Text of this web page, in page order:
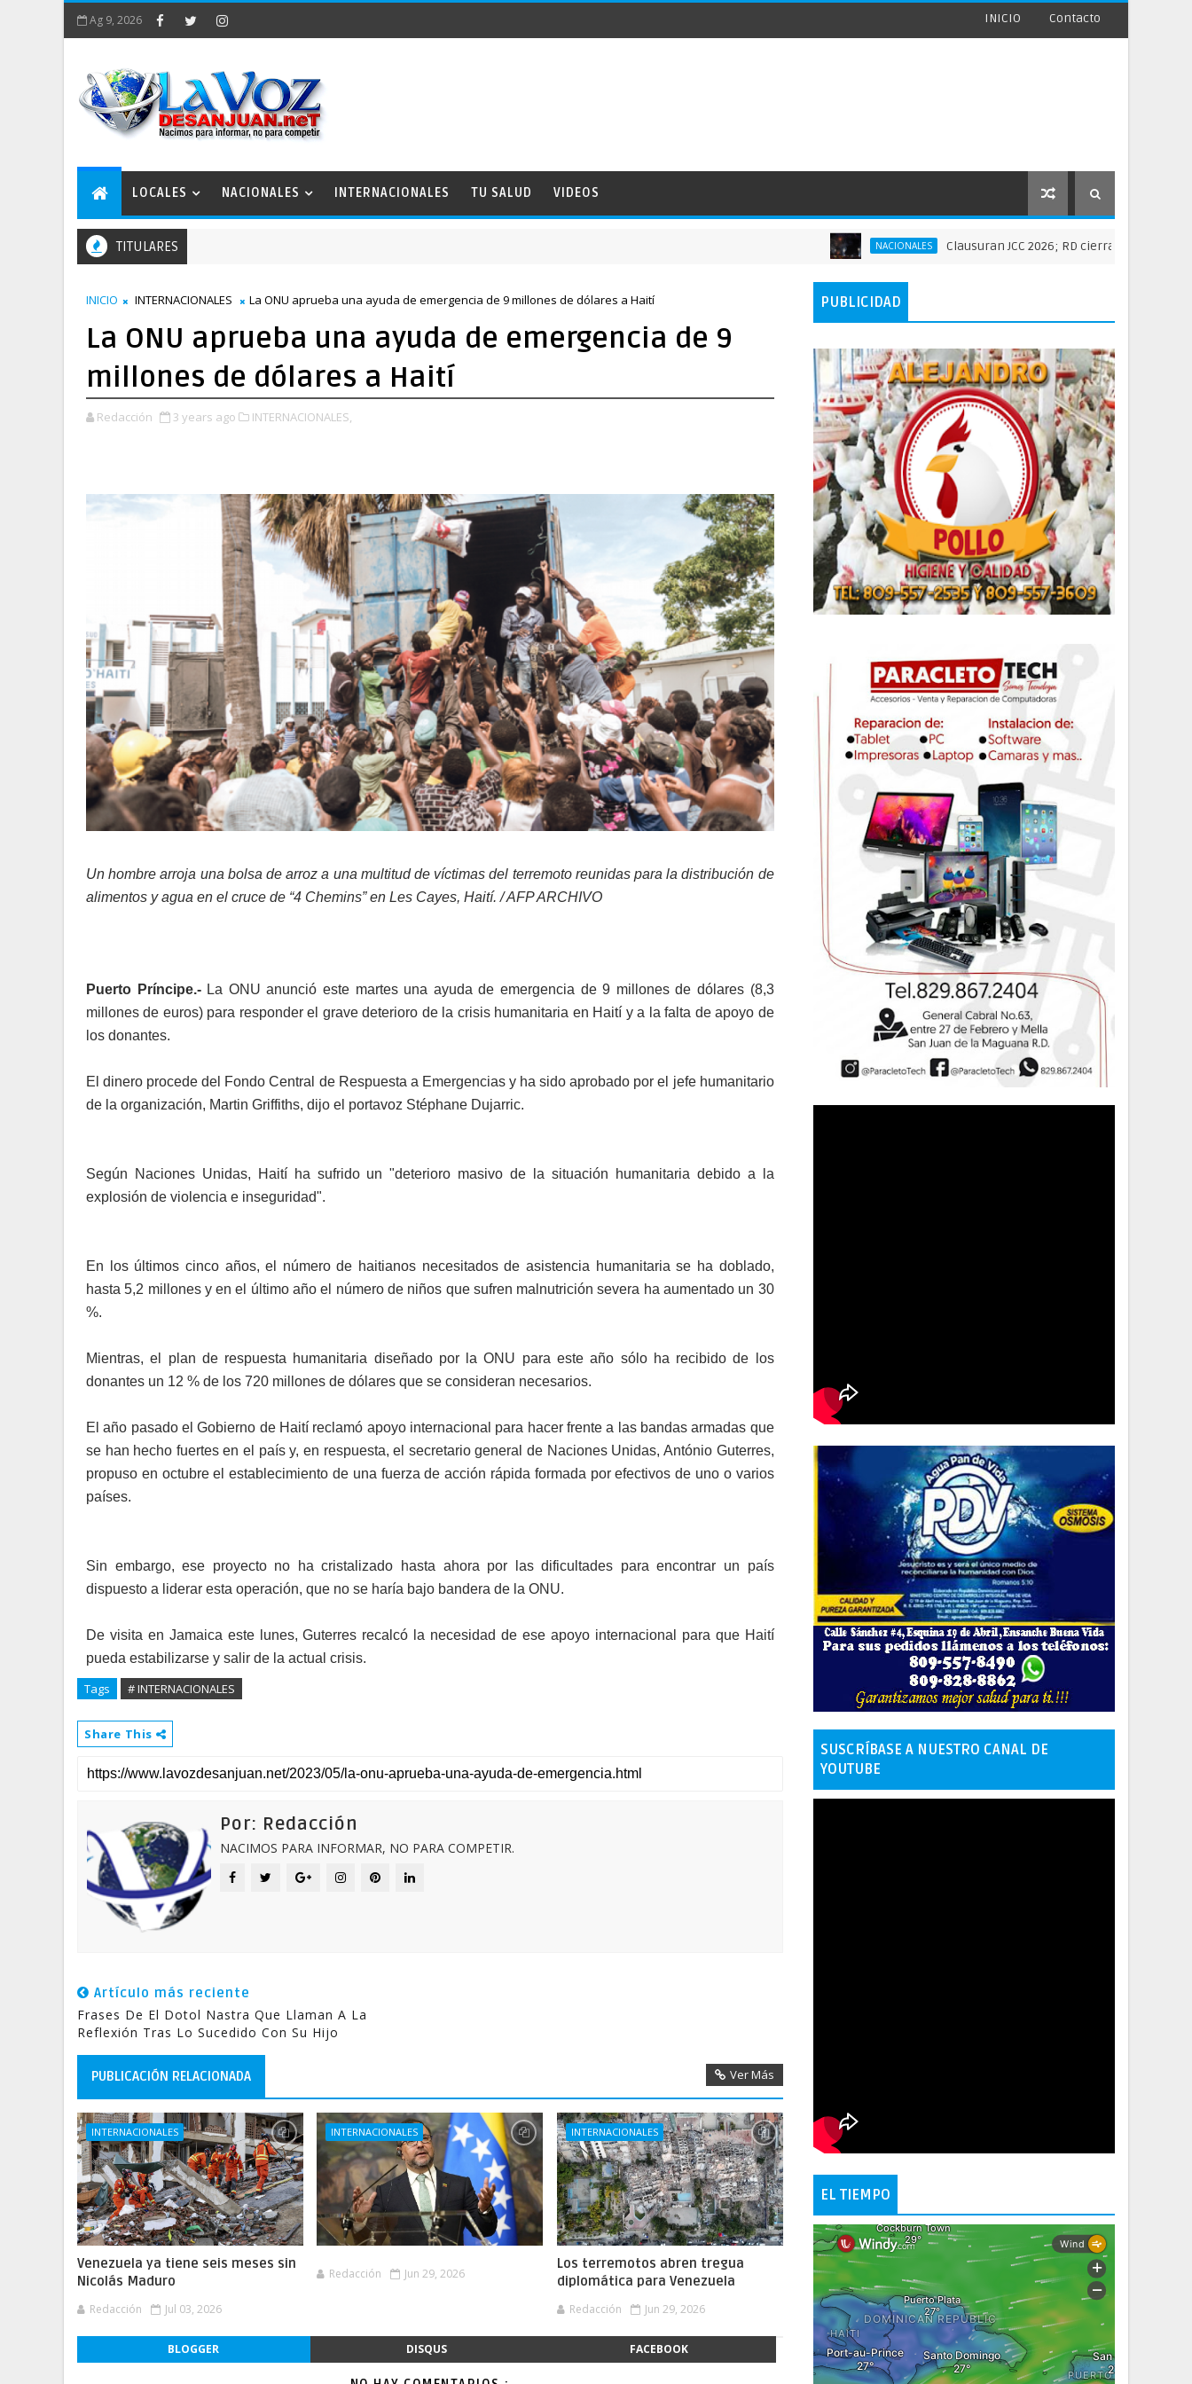
Ag 9, 2026 INICIO Contacto
LOCALES NACIONALES INTERNACIONALES TU SALUD VIDEOS
TITULARES NACIONALES Clausuran JCC 2026; RD cierra histórica actuación
INICIO INTERNACIONALES La ONU aprueba una ayuda de emergencia de 9 millones de dólares a Haití
La ONU aprueba una ayuda de emergencia de 9
millones de dólares a Haití
Redacción 3 years ago INTERNACIONALES,
Un hombre arroja una bolsa de arroz a una multitud de víctimas del terremoto reunidas para la distribución de
alimentos y agua en el cruce de “4 Chemins” en Les Cayes, Haití. / AFP ARCHIVO
Puerto Príncipe.- La ONU anunció este martes una ayuda de emergencia de 9 millones de dólares (8,3
millones de euros) para responder el grave deterioro de la crisis humanitaria en Haití y a la falta de apoyo de
los donantes.
El dinero procede del Fondo Central de Respuesta a Emergencias y ha sido aprobado por el jefe humanitario
de la organización, Martin Griffiths, dijo el portavoz Stéphane Dujarric.
Según Naciones Unidas, Haití ha sufrido un "deterioro masivo de la situación humanitaria debido a la
explosión de violencia e inseguridad".
En los últimos cinco años, el número de haitianos necesitados de asistencia humanitaria se ha doblado,
hasta 5,2 millones y en el último año el número de niños que sufren malnutrición severa ha aumentado un 30
%.
Mientras, el plan de respuesta humanitaria diseñado por la ONU para este año sólo ha recibido de los
donantes un 12 % de los 720 millones de dólares que se consideran necesarios.
El año pasado el Gobierno de Haití reclamó apoyo internacional para hacer frente a las bandas armadas que
se han hecho fuertes en el país y, en respuesta, el secretario general de Naciones Unidas, António Guterres,
propuso en octubre el establecimiento de una fuerza de acción rápida formada por efectivos de uno o varios
países.
Sin embargo, ese proyecto no ha cristalizado hasta ahora por las dificultades para encontrar un país
dispuesto a liderar esta operación, que no se haría bajo bandera de la ONU.
De visita en Jamaica este lunes, Guterres recalcó la necesidad de ese apoyo internacional para que Haití
pueda estabilizarse y salir de la actual crisis.
Tags # INTERNACIONALES
Share This
Por: Redacción
NACIMOS PARA INFORMAR, NO PARA COMPETIR.
Artículo más reciente
Frases De El Dotol Nastra Que Llaman A La
Reflexión Tras Lo Sucedido Con Su Hijo
PUBLICACIÓN RELACIONADA Ver Más
INTERNACIONALES
Venezuela ya tiene seis meses sin
Nicolás Maduro
Redacción Jul 03, 2026
INTERNACIONALES
Redacción Jun 29, 2026
INTERNACIONALES
Los terremotos abren tregua
diplomática para Venezuela
Redacción Jun 29, 2026
BLOGGER DISQUS FACEBOOK
PUBLICIDAD
SUSCRÍBASE A NUESTRO CANAL DE
YOUTUBE
EL TIEMPO